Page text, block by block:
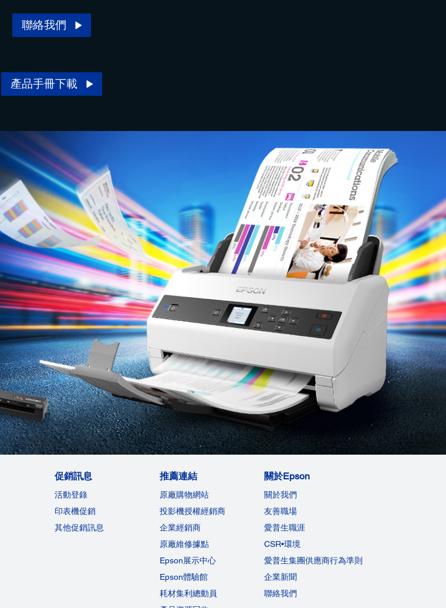
聯絡我們
產品手冊下載
促銷訊息
活動登錄
印表機促銷
其他促銷訊息
推薦連結
原廠購物網站
投影機授權經銷商
企業經銷商
原廠維修據點
Epson展示中心
Epson體驗館
耗材集利總動員
關於Epson
關於我們
友善職場
愛普生職涯
CSR•環境
愛普生集團供應商行為準則
企業新聞
聯絡我們